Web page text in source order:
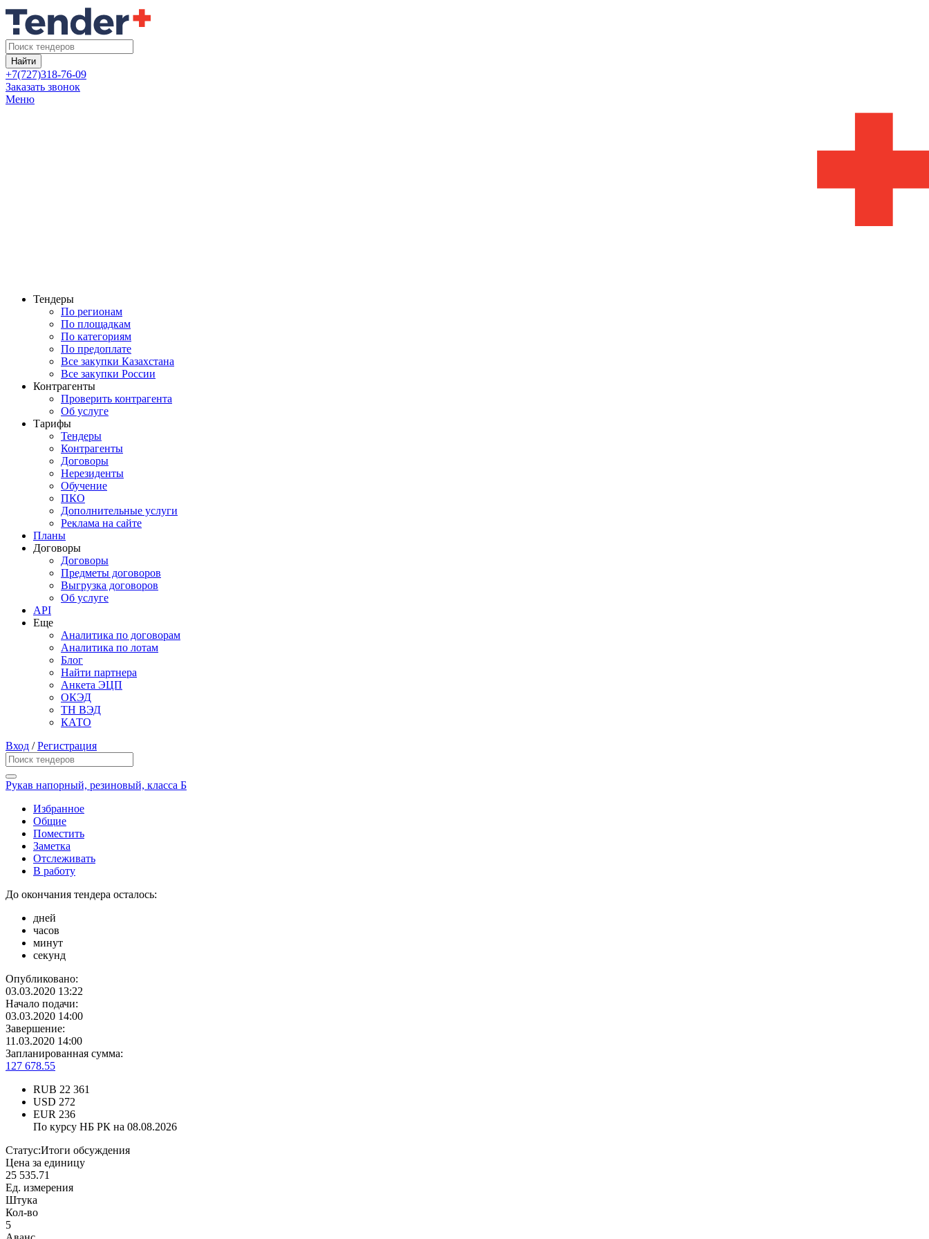
Найти
+7(727)318-76-09
Заказать звонок
Меню
Тендеры
По регионам
По площадкам
По категориям
По предоплате
Все закупки Казахстана
Все закупки России
Контрагенты
Проверить контрагента
Об услуге
Тарифы
Тендеры
Контрагенты
Договоры
Нерезиденты
Обучение
ПКО
Дополнительные услуги
Реклама на сайте
Планы
Договоры
Договоры
Предметы договоров
Выгрузка договоров
Об услуге
API
Еще
Аналитика по договорам
Аналитика по лотам
Блог
Найти партнера
Анкета ЭЦП
ОКЭД
ТН ВЭД
КАТО
Вход /Регистрация
Рукав напорный, резиновый, класса Б
Избранное
Общие
Поместить
Заметка
Отслеживать
В работу
До окончания тендера осталось:
дней
часов
минут
секунд
Опубликовано:
03.03.2020 13:22
Начало подачи:
03.03.2020 14:00
Завершение:
11.03.2020 14:00
Запланированная сумма:
127 678.55
RUB 22 361
USD 272
EUR 236
По курсу НБ РК на 08.08.2026
Статус:Итоги обсуждения
Цена за единицу
25 535.71
Ед. измерения
Штука
Кол-во
5